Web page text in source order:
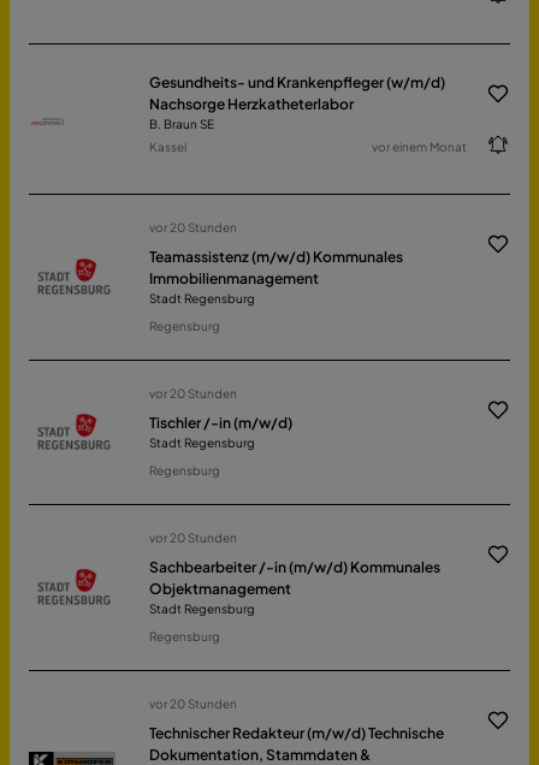
Gesundheits- und Krankenpfleger (w/m/d)
Nachsorge Herzkatheterlabor
B. Braun SE
Kassel
vor einem Monat
vor 20 Stunden
Teamassistenz (m/w/d) Kommunales
Immobilienmanagement
Stadt Regensburg
Regensburg
vor 20 Stunden
Tischler /-in (m/w/d)
Stadt Regensburg
Regensburg
vor 20 Stunden
Sachbearbeiter /-in (m/w/d) Kommunales
Objektmanagement
Stadt Regensburg
Regensburg
vor 20 Stunden
Technischer Redakteur (m/w/d) Technische
Dokumentation, Stammdaten &